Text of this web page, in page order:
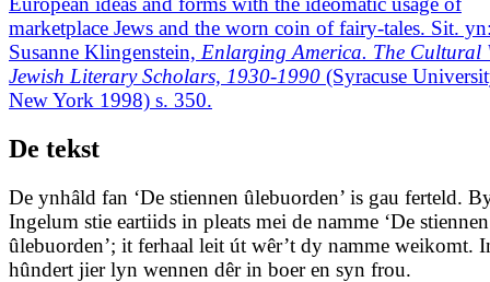
marketplace Jews and the worn coin of fairy-tales. Sit.
Susanne Klingenstein, Enlarging America. The Cultural
Jewish Literary Scholars, 1930-1990 (Syracuse
New York 1998) s. 350.
De tekst
De ynhâld fan ‘De stiennen ûlebuorden’ is gau ferteld.
Ingelum stie eartiids in pleats mei de namme ‘De stiennen
ûlebuorden’; it ferhaal leit út wêr’t dy namme weikomt.
hûndert jier lyn wennen dêr in boer en syn frou.